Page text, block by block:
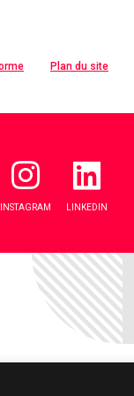
Plan du site
INSTAGRAM LINKEDIN